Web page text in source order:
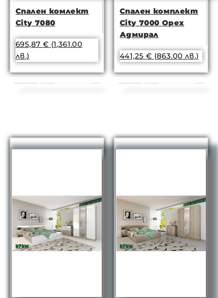
Спален комлект
City 7080
695,87 € (1,361.00
лв.)
Спален комплект
City 7000 Орех
Адмирал
441,25 € (863.00 лв.)